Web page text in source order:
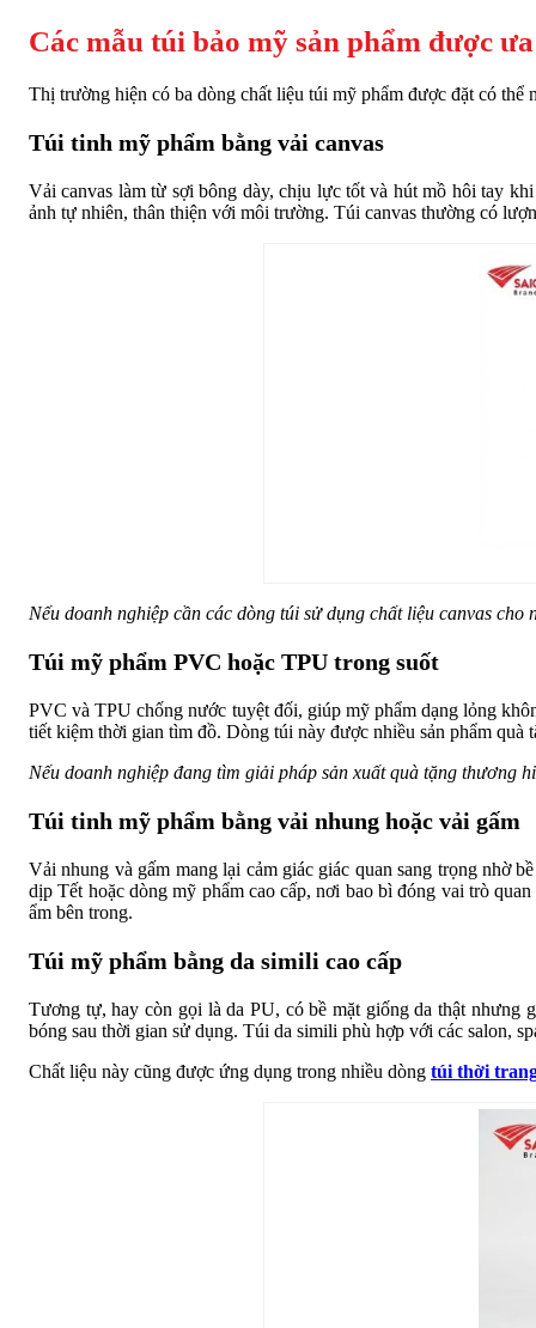
Các mẫu túi bảo mỹ sản phẩm được
Thị trường hiện có ba dòng chất liệu túi mỹ phẩm được đặt có
Túi tinh mỹ phẩm bằng vải canvas
Vải canvas làm từ sợi bông dày, chịu lực tốt và hút mồ hôi tay
ảnh tự nhiên, thân thiện với môi trường. Túi canvas thường có
Nếu doanh nghiệp cần các dòng túi sử dụng chất liệu canvas
Túi mỹ phẩm PVC hoặc TPU trong suốt
PVC và TPU chống nước tuyệt đối, giúp mỹ phẩm dạng lỏng
tiết kiệm thời gian tìm đồ. Dòng túi này được nhiều sản phẩm quà
Nếu doanh nghiệp đang tìm giải pháp sản xuất quà tặng thương
Túi tinh mỹ phẩm bằng vải nhung hoặc vải gấm
Vải nhung và gấm mang lại cảm giác giác quan sang trọng nhờ
dịp Tết hoặc dòng mỹ phẩm cao cấp, nơi bao bì đóng vai trò
ẩm bên trong.
Túi mỹ phẩm bằng da simili cao cấp
Tương tự, hay còn gọi là da PU, có bề mặt giống da thật nhưng
bóng sau thời gian sử dụng. Túi da simili phù hợp với các salon,
Chất liệu này cũng được ứng dụng trong nhiều dòng túi thời